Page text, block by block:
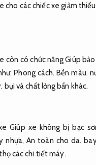
cho các chiếc xe giảm
còn có chức năng Giúp
Phong cách. Bền màu.
bụi và chất lỏng bẩn khác.
Giúp xe không bị bạc
nhựa,An toàn cho da.
các chi tiết máy.